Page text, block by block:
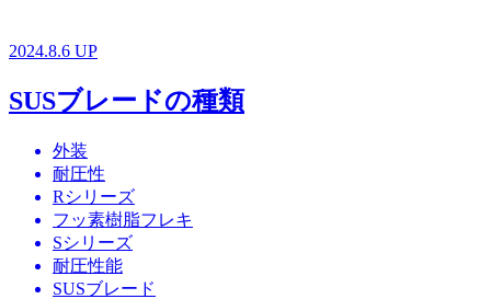
2024.8.6 UP
SUSブレードの種類
外装
耐圧性
Rシリーズ
フッ素樹脂フレキ
Sシリーズ
耐圧性能
SUSブレード